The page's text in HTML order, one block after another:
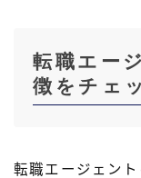
転職エー
徴をチェ
転職エージェン